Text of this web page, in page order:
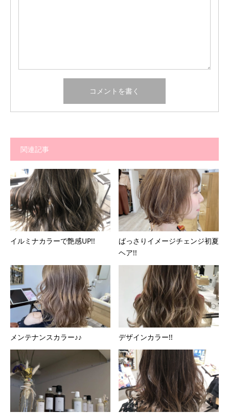
関連記事
イルミナカラーで艶感UP!!
ばっさりイメージチェンジ初夏
ヘア!!
メンテナンスカラー♪♪ デザインカラー!!